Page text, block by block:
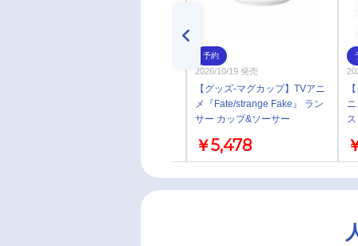
予約
2026/10/19 発売
【グッズ-マグカップ】TVアニ
メ『Fate/strange Fake』 ラン
サー カップ&ソーサー
￥5,478